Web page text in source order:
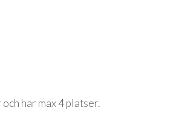
har max 4 platser.